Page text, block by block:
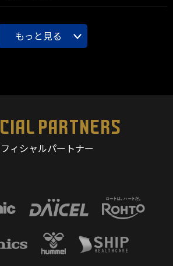
もっと見る
PARTNERS
ィシャルパートナー